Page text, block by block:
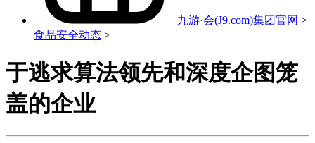
九游·会(J9.com)集团官网 >
食品安全动态 >
于逃求算法领先和深度企图笼
盖的企业